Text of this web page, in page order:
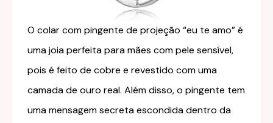
O colar com pingente de projeção “eu te amo” é
uma joia perfeita para mães com pele sensível,
pois é feito de cobre e revestido com uma
camada de ouro real. Além disso, o pingente tem
uma mensagem secreta escondida dentro da